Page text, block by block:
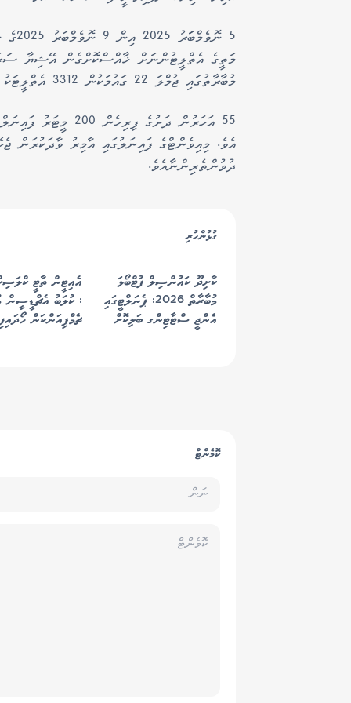
މަތީގެ އެތްލީޓުންނަށް ޚާއްސްކޮށްގެން އޭޝިޔާ
މުބާރާތުގައި ޖުމްލަ 22 ގައުމަކުން 3312 އެތްލީޓަކު ވަނީ ބައިވެރިވެފައެވެ.
އެވެ. މިއިވެންޓްގެ ފައިނަލުގައި އާމިރު ވާދަކުރަން
ދުވުންތެރިންނާއެވެ.
ކޮމެންޓް
ގުޅުންހުރި
ކާށިދޫ ކައުންސިލް ފުޓްބޯޅަ
މުބާރާތް 2026: ޕެނަލްޓީގައި
އެންޖީ ސްޓާޓިންގ ބަލިކޮށް
: ކުލަބު އެޗްޑީސީން
ޗެމްޕިއަންކަން ހޯދައިފި